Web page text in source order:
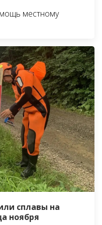
местному
сплавы на
ноября